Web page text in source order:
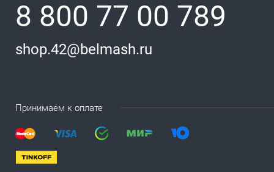
8 800 77 00 789
shop.42@belmash.ru
Принимаем к оплате